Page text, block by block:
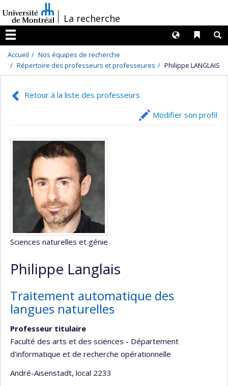
au
contenu
/La recherche
Menu
Liens
Langues
Accueil
Nos équipes de recherche
Répertoire des professeurs et professeures
Philippe LANGLAIS
Retour à la liste des professeurs
Modifier son profil
Sciences naturelles et génie
Philippe Langlais
Traitement automatique des
langues naturelles
Professeur titulaire
Faculté des arts et des sciences - Département
d'informatique et de recherche opérationnelle
André-Aisenstadt, local 2233